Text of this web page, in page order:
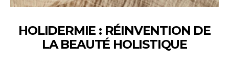
HOLIDERMIE : RÉINVENTION DE
LA BEAUTÉ HOLISTIQUE